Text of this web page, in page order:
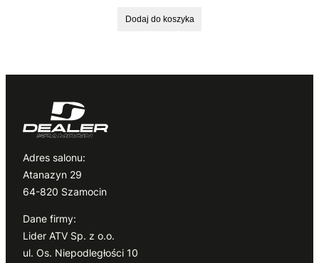
Dodaj do koszyka
Adres salonu:
Atanazyn 29
64-820 Szamocin
Dane firmy:
Lider ATV Sp. z o.o.
ul. Os. Niepodległości 10